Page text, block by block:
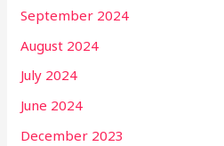
September 2024
August 2024
July 2024
June 2024
December 2023